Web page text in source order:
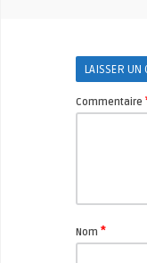
LAISSER UN
Commentaire
Nom *